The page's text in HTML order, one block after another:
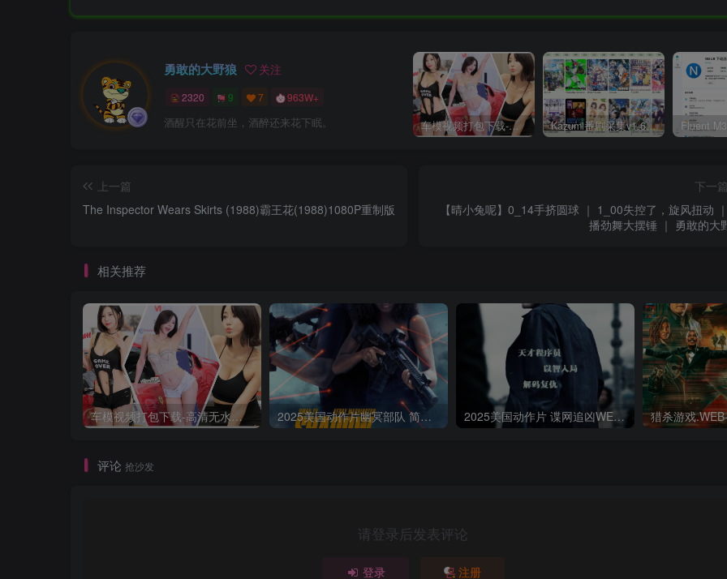
勇敢的大野狼 关注
2320 9 7 963W+
酒醒只在花前坐，酒醉还来花下眠。 车模视频打包下载-高清无水印版 Kazumi番剧采集v1.6.9：支持自定义规则+在线观看+弹幕，跨平台下载
上一篇
The Inspector Wears Skirts (1988)霸王花(1988)1080P重制版
下一篇
【晴小兔呢】0_14手挤圆球 ｜ 1_00失控了，旋风扭动 ｜ 直
播劲舞大摆锤 ｜ 勇敢的大
相关推荐
车模视频打包下载-高清无水印版 2025美国动作片幽冥部队 简繁英字幕.Shadow.Force.2025.USA.BluRay.Remux.AVC.1080p.MKV 2025美国动作片 谍网追凶WEB-MKV/21.16GB简繁英字幕4K-2160PHDR版本
评论 抢沙发
请登录后发表评论
登录 注册